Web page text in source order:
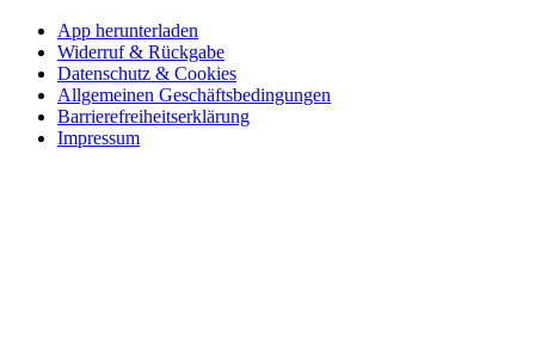
App herunterladen
Widerruf & Rückgabe
Datenschutz & Cookies
Allgemeinen Geschäftsbedingungen
Barrierefreiheitserklärung
Impressum